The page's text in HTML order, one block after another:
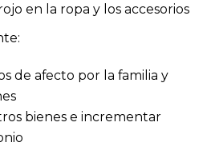
en la ropa y los accesorios
de afecto por la familia y
bienes e incrementar